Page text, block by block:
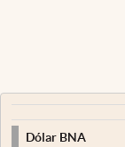
Dólar BNA